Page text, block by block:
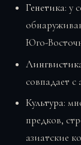
Генетика: у
Юго-
совпадает
Культура:
предков,
азиатские